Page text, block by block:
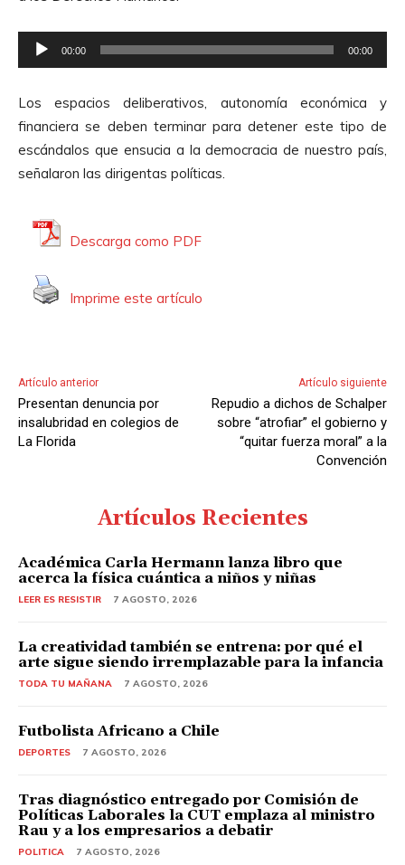
c
t
d
e
A
u
e
r
o
d
u
d
i
o
00:00 00:00
Los espacios deliberativos, autonomía económica y
financiera se deben terminar para detener este tipo de
escándalos que ensucia a la democracia de nuestro país,
señalaron las dirigentas políticas.
Descarga como PDF
Imprime este artículo
Artículo anterior
Presentan denuncia por
insalubridad en colegios de
La Florida
Artículo siguiente
Repudio a dichos de Schalper
sobre “atrofiar” el gobierno y
“quitar fuerza moral” a la
Convención
Artículos Recientes
Académica Carla Hermann lanza libro que
acerca la física cuántica a niños y niñas
LEER ES RESISTIR 7 AGOSTO, 2026
La creatividad también se entrena: por qué el
arte sigue siendo irremplazable para la infancia
TODA TU MAÑANA 7 AGOSTO, 2026
Futbolista Africano a Chile
DEPORTES 7 AGOSTO, 2026
Tras diagnóstico entregado por Comisión de
Políticas Laborales la CUT emplaza al ministro
Rau y a los empresarios a debatir
POLITICA 7 AGOSTO, 2026